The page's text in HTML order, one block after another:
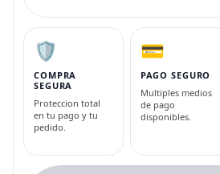
🛡️
COMPRA
SEGURA
Proteccion total
en tu pago y tu
pedido.
💳
PAGO SEGURO
Multiples medios
de pago
disponibles.